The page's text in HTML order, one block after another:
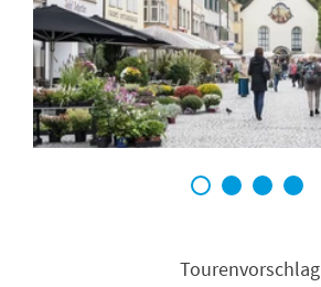
1 2 3 4
Tourenvorschlag